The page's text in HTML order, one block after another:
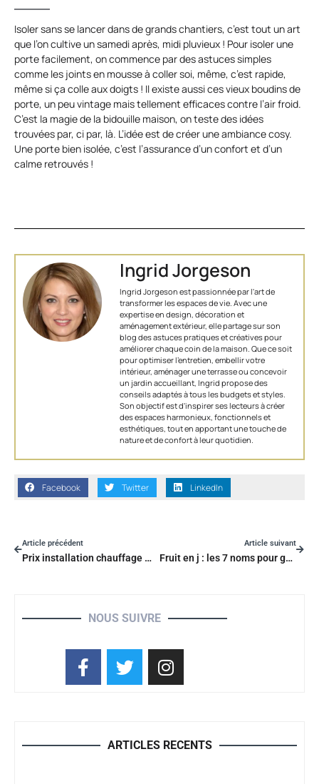
Isoler sans se lancer dans de grands chantiers, c’est tout un art
que l’on cultive un samedi après, midi pluvieux ! Pour isoler une
porte facilement, on commence par des astuces simples
comme les joints en mousse à coller soi, même, c’est rapide,
même si ça colle aux doigts ! Il existe aussi ces vieux boudins de
porte, un peu vintage mais tellement efficaces contre l’air froid.
C’est la magie de la bidouille maison, on teste des idées
trouvées par, ci par, là. L’idée est de créer une ambiance cosy.
Une porte bien isolée, c’est l’assurance d’un confort et d’un
calme retrouvés !
Ingrid Jorgeson
Ingrid Jorgeson est passionnée par l'art de
transformer les espaces de vie. Avec une
expertise en design, décoration et
aménagement extérieur, elle partage sur son
blog des astuces pratiques et créatives pour
améliorer chaque coin de la maison. Que ce soit
pour optimiser l’entretien, embellir votre
intérieur, aménager une terrasse ou concevoir
un jardin accueillant, Ingrid propose des
conseils adaptés à tous les budgets et styles.
Son objectif est d'inspirer ses lecteurs à créer
des espaces harmonieux, fonctionnels et
esthétiques, tout en apportant une touche de
nature et de confort à leur quotidien.
Facebook Twitter LinkedIn
Article précédent
Prix installation chauffage maison 200m2 : les tarifs pour chaque type d’équipement ?
Article suivant
Fruit en j : les 7 noms pour gagner au petit bac
NOUS SUIVRE
ARTICLES RECENTS